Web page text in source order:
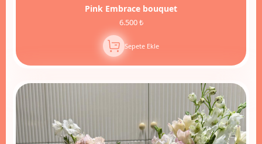
Pink Embrace bouquet
6.500 ₺
Sepete Ekle